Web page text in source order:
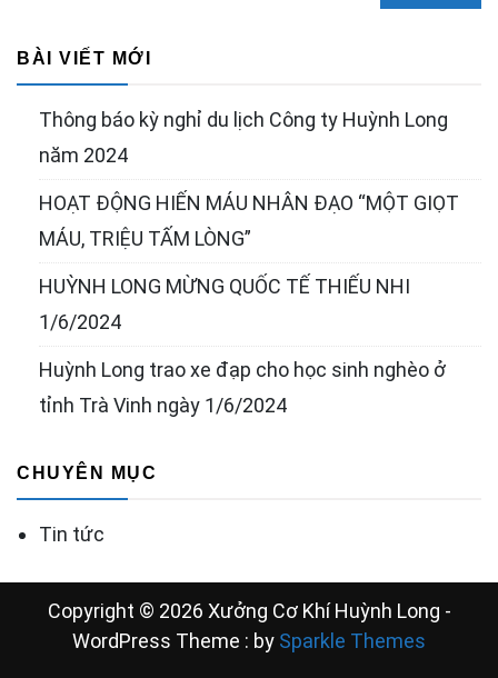
BÀI VIẾT MỚI
Thông báo kỳ nghỉ du lịch Công ty Huỳnh Long
năm 2024
HOẠT ĐỘNG HIẾN MÁU NHÂN ĐẠO “MỘT GIỌT
MÁU, TRIỆU TẤM LÒNG”
HUỲNH LONG MỪNG QUỐC TẾ THIẾU NHI
1/6/2024
Huỳnh Long trao xe đạp cho học sinh nghèo ở
tỉnh Trà Vinh ngày 1/6/2024
CHUYÊN MỤC
Tin tức
Copyright © 2026 Xưởng Cơ Khí Huỳnh Long -
WordPress Theme : by Sparkle Themes